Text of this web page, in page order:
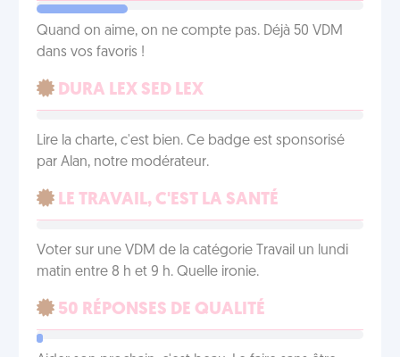
Quand on aime, on ne compte pas. Déjà 50 VDM
dans vos favoris !
DURA LEX SED LEX
Lire la charte, c'est bien. Ce badge est sponsorisé
par Alan, notre modérateur.
LE TRAVAIL, C'EST LA SANTÉ
Voter sur une VDM de la catégorie Travail un lundi
matin entre 8 h et 9 h. Quelle ironie.
50 RÉPONSES DE QUALITÉ